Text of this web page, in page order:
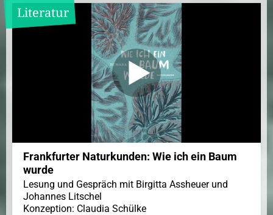
Literatur
Frankfurter Naturkunden: Wie ich ein Baum
wurde
Lesung und Gespräch mit Birgitta Assheuer und
Johannes Litschel
Konzeption: Claudia Schülke